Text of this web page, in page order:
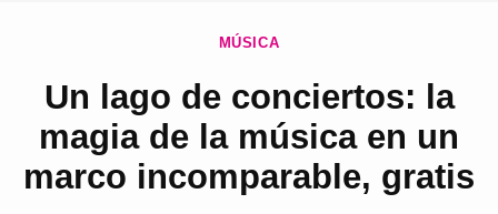
MÚSICA
Un lago de conciertos: la
magia de la música en un
marco incomparable, gratis